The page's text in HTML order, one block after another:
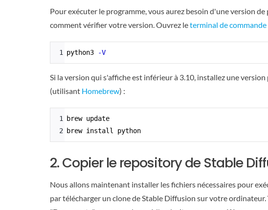
Pour exécuter le programme, vous aurez besoin d'une version
comment vérifier votre version. Ouvrez leterminal de commande
1 python3 -V
Si la version qui s'affiche est inférieur à 3.10, installez une
(utilisant Homebrew) :
Syntax
Highlighter
1
brew update
2
brew install python
2. Copier le repository de Stable
Nous allons maintenant installer les fichiers nécessaires pour
par télécharger un clone de Stable Diffusion sur votre